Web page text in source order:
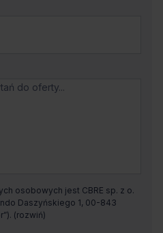
osobowych jest CBRE sp. z o.
Daszyńskiego 1, 00-843